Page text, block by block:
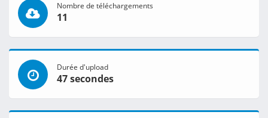
Nombre de téléchargements
11
Durée d'upload
47 secondes